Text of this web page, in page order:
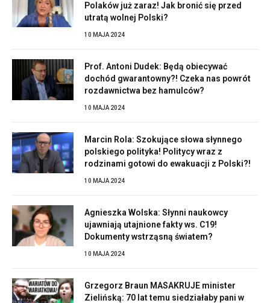
Polaków już zaraz! Jak bronić się przed
utratą wolnej Polski?
10 MAJA 2024
Prof. Antoni Dudek: Będą obiecywać
dochód gwarantowny?! Czeka nas powrót
rozdawnictwa bez hamulców?
10 MAJA 2024
Marcin Rola: Szokujące słowa słynnego
polskiego polityka! Politycy wraz z
rodzinami gotowi do ewakuacji z Polski?!
10 MAJA 2024
Agnieszka Wolska: Słynni naukowcy
ujawniają utajnione fakty ws. C19!
Dokumenty wstrząsną światem?
10 MAJA 2024
Grzegorz Braun MASAKRUJE minister
Zielińską: 70 lat temu siedziałaby pani w